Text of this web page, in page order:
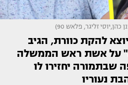
זליגר, פלאש 90)
להקת כוורת, הגיב
על אשת ראש הממשלה
שבתמורה יחזירו לו
נעוריו